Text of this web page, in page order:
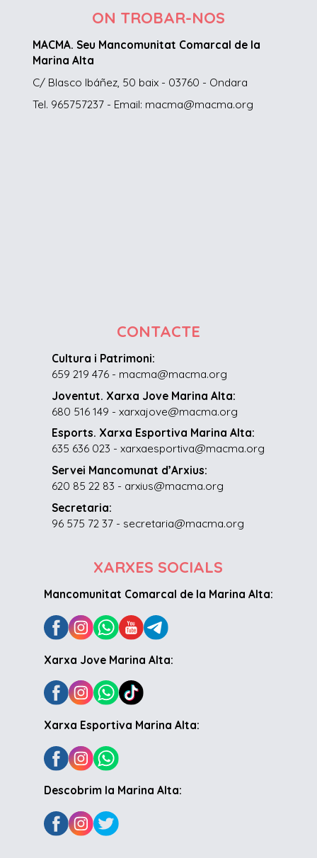
ON TROBAR-NOS
MACMA. Seu Mancomunitat Comarcal de la
Marina Alta
C/ Blasco Ibáñez, 50 baix - 03760 - Ondara
Tel. 965757237 - Email: macma@macma.org
CONTACTE
Cultura i Patrimoni:
659 219 476 - macma@macma.org
Joventut. Xarxa Jove Marina Alta:
680 516 149 - xarxajove@macma.org
Esports. Xarxa Esportiva Marina Alta:
635 636 023 - xarxaesportiva@macma.org
Servei Mancomunat d’Arxius:
620 85 22 83 - arxius@macma.org
Secretaria:
96 575 72 37 - secretaria@macma.org
XARXES SOCIALS
Mancomunitat Comarcal de la Marina Alta:
Xarxa Jove Marina Alta:
Xarxa Esportiva Marina Alta:
Descobrim la Marina Alta: